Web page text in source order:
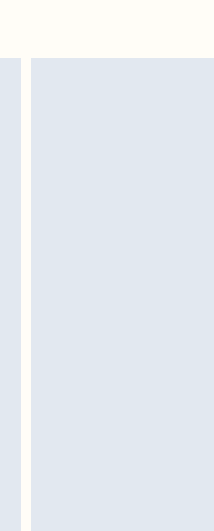
en intérieur. Les articles